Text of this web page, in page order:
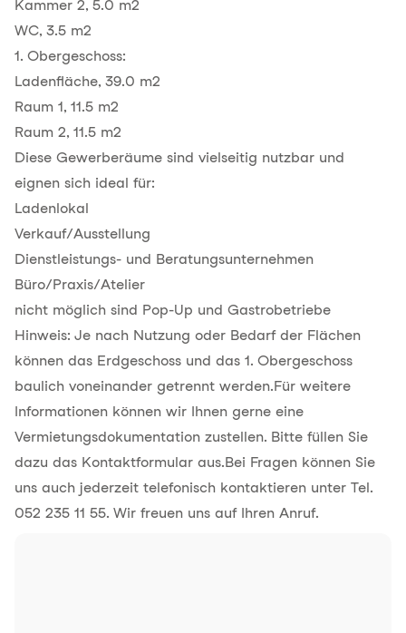
Kammer 2, 5.0 m2
WC, 3.5 m2
1. Obergeschoss:
Ladenfläche, 39.0 m2
Raum 1, 11.5 m2
Raum 2, 11.5 m2
Diese Gewerberäume sind vielseitig nutzbar und
eignen sich ideal für:
Ladenlokal
Verkauf/Ausstellung
Dienstleistungs- und Beratungsunternehmen
Büro/Praxis/Atelier
nicht möglich sind Pop-Up und Gastrobetriebe
Hinweis: Je nach Nutzung oder Bedarf der Flächen
können das Erdgeschoss und das 1. Obergeschoss
baulich voneinander getrennt werden.Für weitere
Informationen können wir Ihnen gerne eine
Vermietungsdokumentation zustellen. Bitte füllen Sie
dazu das Kontaktformular aus.Bei Fragen können Sie
uns auch jederzeit telefonisch kontaktieren unter Tel.
052 235 11 55. Wir freuen uns auf Ihren Anruf.